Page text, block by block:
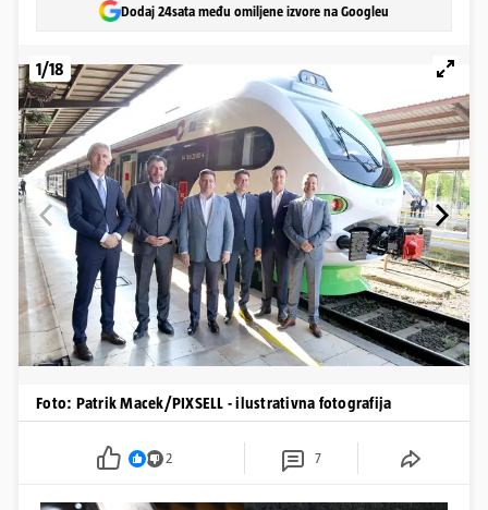
Dodaj 24sata među omiljene izvore na Googleu
1/18
Foto: Patrik Macek/PIXSELL - ilustrativna fotografija
2 7